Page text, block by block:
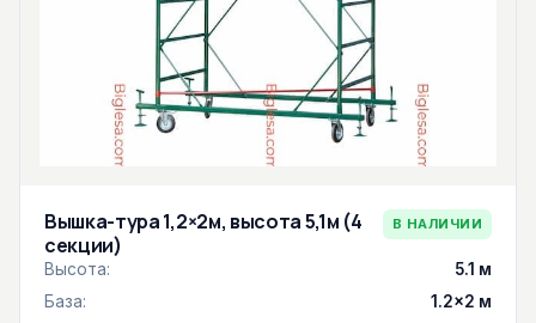
Вышка-тура 1,2×2м, высота 5,1м (4
секции)
В НАЛИЧИИ
Высота:
5.1 м
База:
1.2×2 м